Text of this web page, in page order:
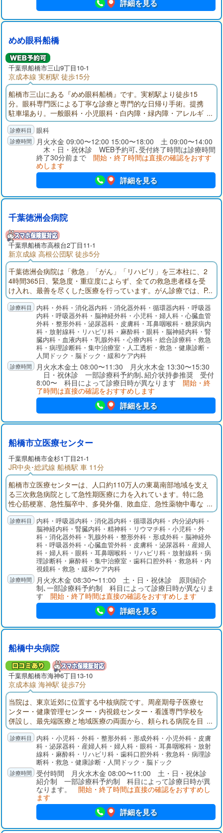
詳細を見る
めめ眼科船橋
千葉県船橋市三山9丁目10-1
京成本線 実籾駅 徒歩15分
船橋市三山にある『めめ眼科船橋』です。実籾駅より徒歩15
分。眼科専門医による丁寧な診療と専門的な日帰り手術。提携
駐車場あり。一般眼科・小児眼科・白内障・緑内障・アレルギ
ー・眼鏡、コンタクト処方まで幅広く対応いたします。
眼科
月火水金 09:00〜12:00 15:00〜18:00 土 09:00〜14:00
木・日・祝休診 WEB予約可､受付終了時間は診療時間
終了30分前まで 開始・終了時間は直接の確認をおすす
めします
詳細を見る
千葉徳洲会病院
千葉県船橋市高根台2丁目11-1
新京成線 高根公団駅 徒歩5分
千葉徳洲会病院は「救急」「がん」「リハビリ」を三本柱に、2
4時間365日、緊急度・重症度によらず、全ての救急患者様を受
け入れ、最善を尽くした医療を行っています。がん診療では、P
ET-CTや放射線治療装置、ダ・ヴィンチなどの先端医療機器導入
のほか、28床の緩和ケア病棟を完備し、全てのがん治療を完結
できる医療体制を確立しております。リハビリテーションで
は、回復期リハビリ病棟を56床増床し、さらに多くの患者様を
受け入れ、社会復帰に向けた支援を行ってまいります。
内科・外科・消化器内科・消化器外科・循環器内科・呼吸器
内科・呼吸器外科・脳神経外科・小児科・婦人科・心臓血管
外科・整形外科・泌尿器科・皮膚科・耳鼻咽喉科・糖尿病内
科・放射線科・リハビリ科・麻酔科・眼科・脳神経内科・腎
臓内科・血液内科・乳腺外科・心療内科・総合診療科・救急
科・病理診断科・集中治療室・人工透析・救急・健康診断・
人間ドック・脳ドック・緩和ケア内科
月火水木金土 08:00〜11:30 月火水木金 13:30〜15:30
日・祝休診 一部診療科予約制､紹介状持参推奨 受付
8:00〜 科目によって診療日時が異なります 開始・終
了時間は直接の確認をおすすめします
詳細を見る
船橋市立医療センター
千葉県船橋市金杉1丁目21-1
JR中央･総武線 船橋駅 車 11分
船橋市立医療センターは、人口約110万人の東葛南部地域を支え
る三次救急病院として急性期医療に力を入れています。特に急
性心筋梗塞、急性脳卒中、多発外傷、敗血症、急性薬物中毒な
ど超急性期治療が必要な疾患に対応し、その後の集中治療まで
の一貫した診療を提供しているのが特徴です。質が高く密度の
濃い医療サービス、さらには急性期リハビリ、回復期・療養型
病床、そして在宅療養に向けて患者さんが切れ目なく円滑に移
行できるよう取り組んでいます。
内科・呼吸器内科・消化器内科・循環器内科・内分泌内科・
脳神経内科・腎臓内科・精神科・リウマチ科・小児科・外
科・消化器外科・乳腺外科・整形外科・形成外科・脳神経外
科・呼吸器外科・心臓血管外科・皮膚科・泌尿器科・産婦人
科・婦人科・眼科・耳鼻咽喉科・リハビリ科・放射線科・病
理診断科・麻酔科・集中治療室・歯科口腔外科・救急科・内
視鏡科・救急・緩和ケア内科
月火水木金 08:30〜11:00 土・日・祝休診 原則紹介
制､一部診療科予約制 科目によって診療日時が異なりま
す 開始・終了時間は直接の確認をおすすめします
詳細を見る
船橋中央病院
千葉県船橋市海神6丁目13-10
京成本線 海神駅 徒歩7分
当院は、東京近郊に位置する中核病院です。周産期母子医療セ
ンター・健康管理センター・内視鏡センター・看護専門学校を
併設し、最先端医療と地域医療の両面から、頼られる病院を目
指しています。今後医療連携をさらに進めるために紹介患者さ
んを中心とした外来診療に転換して行く方針です。
内科・小児科・外科・整形外科・形成外科・小児外科・皮膚
科・泌尿器科・産婦人科・婦人科・眼科・耳鼻咽喉科・放射
線科・麻酔科・リハビリ科・歯科口腔外科・救急科・病理診
断科・救急・健康診断・人間ドック・脳ドック
受付時間 月火水木金 08:00〜11:00 土・日・祝休診
紹介制 一部診療科予約制 科目によって診療日時が異
なります。 開始・終了時間は直接の確認をおすすめし
ます
詳細を見る